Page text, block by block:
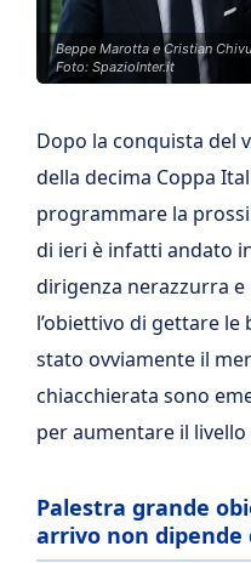
Beppe Marotta e Cristian
Foto: SpazioInter.it
Dopo la conquista del
della decima Coppa
programmare la
di ieri è infatti andato
dirigenza nerazzurra e
l’obiettivo di gettare
stato ovviamente il
chiacchierata sono
per aumentare il livello
Palestra grande
arrivo non dipende